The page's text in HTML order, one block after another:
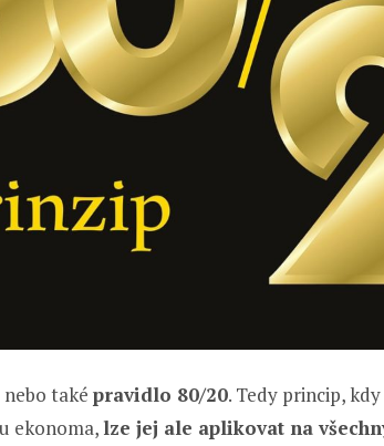
nebo také pravidlo 80/20. Tedy princip, kdy
ekonoma, lze jej ale aplikovat na